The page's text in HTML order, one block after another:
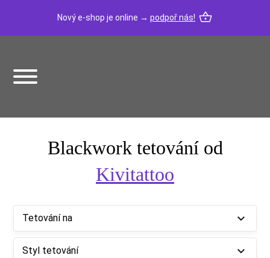
Nový e-shop je online → podpoř nás!
Blackwork tetování od
Kivitattoo
Tetování na
Styl tetování